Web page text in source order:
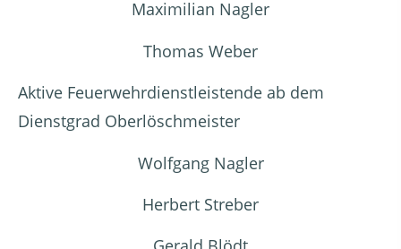
Maximilian Nagler
Thomas Weber
Aktive Feuerwehrdienstleistende ab dem
Dienstgrad Oberlöschmeister
Wolfgang Nagler
Herbert Streber